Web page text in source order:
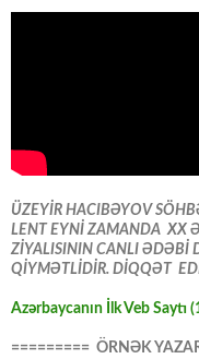
ÜZEYİR HACIBƏYOV
LENT EYNİ ZAMANDA XX
ZİYALISININ CANLI ƏDƏBİ
QİYMƏTLİDİR. DİQQƏT
Azərbaycanın İlk Veb Saytı
========= ÖRNƏK